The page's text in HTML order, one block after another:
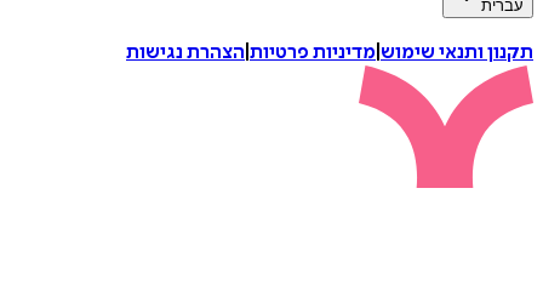
ותנאי שימוש|מדיניות פרטיות|הצהרת נגישות